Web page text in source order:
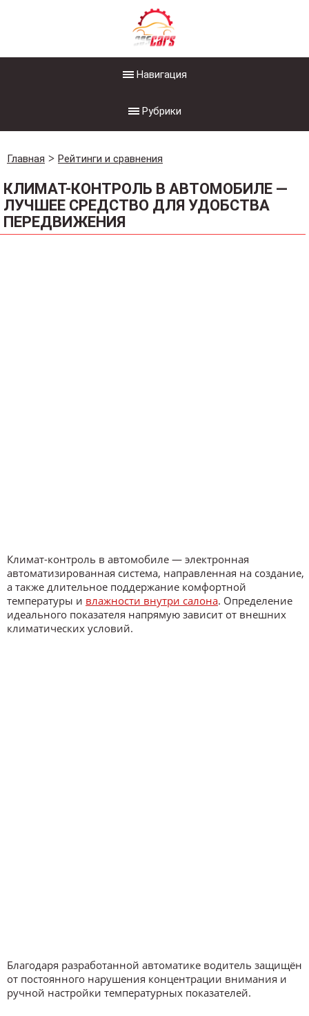
Навигация
Рубрики
Главная Рейтинги и сравнения
КЛИМАТ-КОНТРОЛЬ В АВТОМОБИЛЕ —
ЛУЧШЕЕ СРЕДСТВО ДЛЯ УДОБСТВА
ПЕРЕДВИЖЕНИЯ
Климат-контроль в автомобиле — электронная
автоматизированная система, направленная на создание,
а также длительное поддержание комфортной
температуры и влажности внутри салона. Определение
идеального показателя напрямую зависит от внешних
климатических условий.
Благодаря разработанной автоматике водитель защищён
от постоянного нарушения концентрации внимания и
ручной настройки температурных показателей.